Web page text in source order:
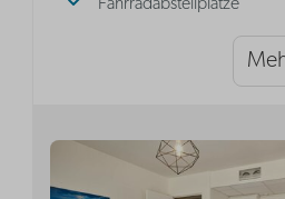
Fahrradabstellplätze